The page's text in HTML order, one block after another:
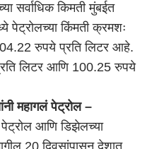
सर्वाधिक किमती मुंबईत
किंमती क्रमशः
रुपये प्रति लिटर आहे.
लिटर आणि 100.25 रुपये
महागलं पेट्रोल –
पेट्रोल आणि डिझेलच्या
20 दिवसांपासून देशात